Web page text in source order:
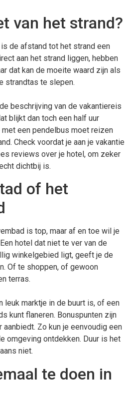
van het strand?
de afstand tot het strand een
aan het strand liggen, hebben
dat kan de moeite waard zijn als
strandtas te slepen.
beschrijving van de vakantiereis
blijkt dan toch een half uur
een pendelbus moet reizen
Check voordat je aan je vakantie
reviews over je hotel, om zeker
dichtbij is.
of het
is top, maar af en toe wil je
hotel dat niet te ver van de
winkelgebied ligt, geeft je de
Of te shoppen, of gewoon
terras.
leuk marktje in de buurt is, of een
kunt flaneren. Bonuspunten zijn
Zo kun je eenvoudig een
omgeving ontdekken. Duur is het
niet.
te doen in